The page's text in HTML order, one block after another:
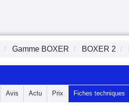
Gamme BOXER BOXER 2
Avis Actu Prix Fiches techniques